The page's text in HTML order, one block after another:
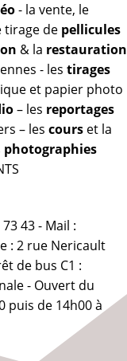
- la vente, le
tirage de pellicules
& la restauration
- les tirages
et papier photo
– les reportages
– les cours et la
photographies
43 - Mail :
: 2 rue Nericault
de bus C1 :
- Ouvert du
puis de 14h00 à